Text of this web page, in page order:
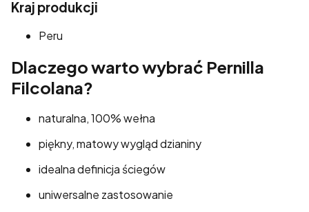
Kraj produkcji
Peru
Dlaczego warto wybrać Pernilla
Filcolana?
naturalna, 100% wełna
piękny, matowy wygląd dzianiny
idealna definicja ściegów
uniwersalne zastosowanie